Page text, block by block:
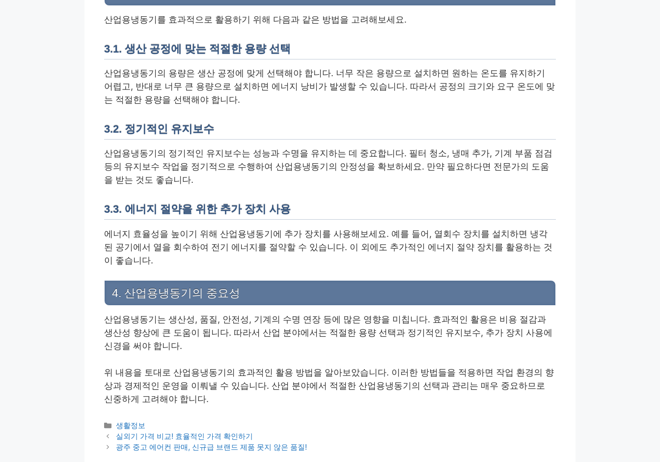
산업용냉동기를 효과적으로 활용하기 위해 다음과 같은 방법을 고려해보세요.
3.1. 생산 공정에 맞는 적절한 용량 선택
산업용냉동기의 용량은 생산 공정에 맞게 선택해야 합니다. 너무 작은 용량으로 설치하면 원하는 온도를 유지하기
어렵고, 반대로 너무 큰 용량으로 설치하면 에너지 낭비가 발생할 수 있습니다. 따라서 공정의 크기와 요구 온도에 맞
는 적절한 용량을 선택해야 합니다.
3.2. 정기적인 유지보수
산업용냉동기의 정기적인 유지보수는 성능과 수명을 유지하는 데 중요합니다. 필터 청소, 냉매 추가, 기계 부품 점검
등의 유지보수 작업을 정기적으로 수행하여 산업용냉동기의 안정성을 확보하세요. 만약 필요하다면 전문가의 도움
을 받는 것도 좋습니다.
3.3. 에너지 절약을 위한 추가 장치 사용
에너지 효율성을 높이기 위해 산업용냉동기에 추가 장치를 사용해보세요. 예를 들어, 열회수 장치를 설치하면 냉각
된 공기에서 열을 회수하여 전기 에너지를 절약할 수 있습니다. 이 외에도 추가적인 에너지 절약 장치를 활용하는 것
이 좋습니다.
4. 산업용냉동기의 중요성
산업용냉동기는 생산성, 품질, 안전성, 기계의 수명 연장 등에 많은 영향을 미칩니다. 효과적인 활용은 비용 절감과
생산성 향상에 큰 도움이 됩니다. 따라서 산업 분야에서는 적절한 용량 선택과 정기적인 유지보수, 추가 장치 사용에
신경을 써야 합니다.
위 내용을 토대로 산업용냉동기의 효과적인 활용 방법을 알아보았습니다. 이러한 방법들을 적용하면 작업 환경의 향
상과 경제적인 운영을 이뤄낼 수 있습니다. 산업 분야에서 적절한 산업용냉동기의 선택과 관리는 매우 중요하므로
신중하게 고려해야 합니다.
Categories
생활정보
Post
navigation
실외기 가격 비교! 효율적인 가격 확인하기
광주 중고 에어컨 판매, 신규급 브랜드 제품 못지 않은 품질!